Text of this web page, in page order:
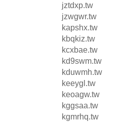
jztdxp.tw
jzwgwr.tw
kapshx.tw
kbqkiz.tw
kcxbae.tw
kd9swm.tw
kduwmh.tw
keeygl.tw
keoagw.tw
kggsaa.tw
kgmrhq.tw